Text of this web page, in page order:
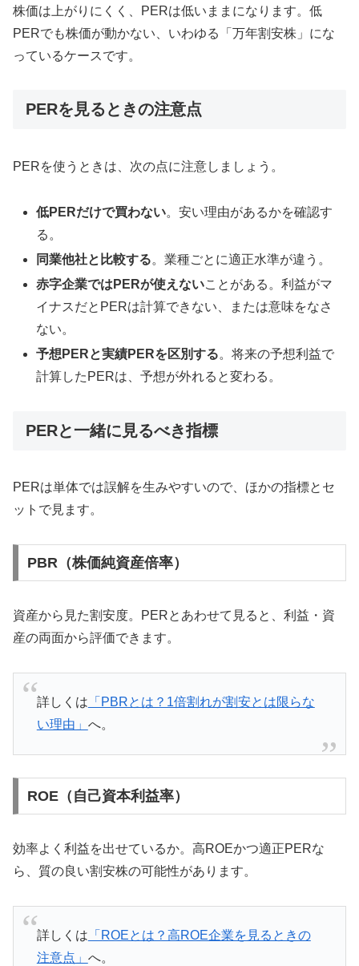
株価は上がりにくく、PERは低いままになります。低
PERでも株価が動かない、いわゆる「万年割安株」にな
っているケースです。
PERを見るときの注意点
PERを使うときは、次の点に注意しましょう。
低PERだけで買わない。安い理由があるかを確認す
る。
同業他社と比較する。業種ごとに適正水準が違う。
赤字企業ではPERが使えないことがある。利益がマ
イナスだとPERは計算できない、または意味をなさ
ない。
予想PERと実績PERを区別する。将来の予想利益で
計算したPERは、予想が外れると変わる。
PERと一緒に見るべき指標
PERは単体では誤解を生みやすいので、ほかの指標とセ
ットで見ます。
PBR（株価純資産倍率）
資産から見た割安度。PERとあわせて見ると、利益・資
産の両面から評価できます。
詳しくは 「PBRとは？1倍割れが割安とは限らな
い理由」 へ。
ROE（自己資本利益率）
効率よく利益を出せているか。高ROEかつ適正PERな
ら、質の良い割安株の可能性があります。
詳しくは 「ROEとは？高ROE企業を見るときの
注意点」 へ。